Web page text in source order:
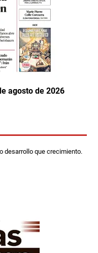
agosto de 2026
desarrollo que crecimiento.